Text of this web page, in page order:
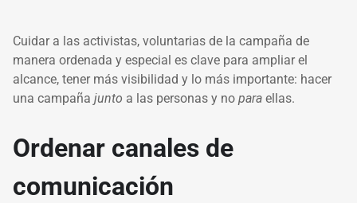
Cuidar a las activistas, voluntarias de la campaña de
manera ordenada y especial es clave para ampliar el
alcance, tener más visibilidad y lo más importante: hacer
una campaña junto a las personas y no para ellas.
Ordenar canales de
comunicación